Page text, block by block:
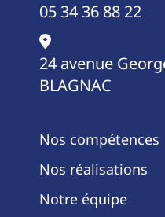
05 34 36 88 22
24 avenue
BLAGNAC
Nos compétences
Nos réalisations
Notre équipe